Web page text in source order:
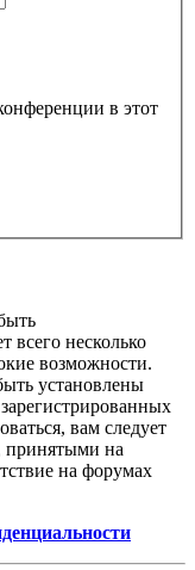
в этот
всего несколько
возможности.
установлены
вам следует
принятыми на
на форумах